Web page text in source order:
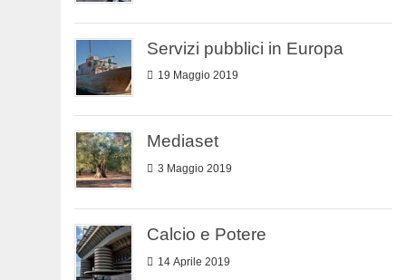
Servizi pubblici in Europa
19 Maggio 2019
Mediaset
3 Maggio 2019
Calcio e Potere
14 Aprile 2019